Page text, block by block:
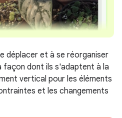
déplacer et à se réorganiser
façon dont ils s'adaptent à la
vertical pour les éléments
et les changements